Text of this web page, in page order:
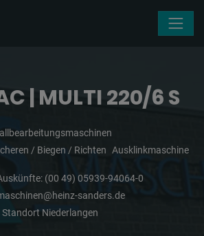
| MULTI 220/6 S
/ Biegen / Richten Ausklinkmaschine
(00 49) 05939-94064-0
sanders.de
Standort Niederlangen